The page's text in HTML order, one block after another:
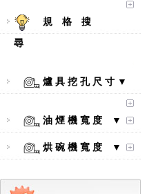
規 格 搜
尋
爐 具 挖 孔 尺 寸 ▼
油 煙 機 寬 度 ▼
烘 碗 機 寬 度 ▼
【林內Rinnai】 RB-L2600S(A)
彩焱系列 檯面式彩焱不銹鋼雙
口爐